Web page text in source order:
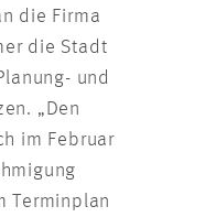
die Firma
die Stadt
und
„Den
im Februar
Terminplan